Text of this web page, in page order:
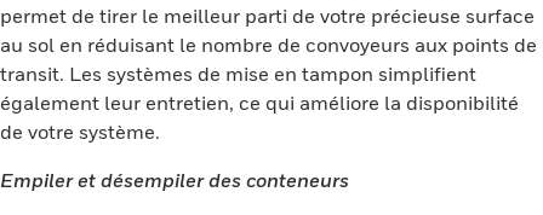
permet de tirer le meilleur parti de votre précieuse surface
au sol en réduisant le nombre de convoyeurs aux points de
transit. Les systèmes de mise en tampon simplifient
également leur entretien, ce qui améliore la disponibilité
de votre système.
Empiler et désempiler des conteneurs